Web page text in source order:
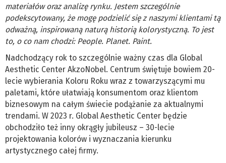
materiałów oraz analizę rynku. Jestem szczególnie
podekscytowany, że mogę podzielić się z naszymi klientami tą
odważną, inspirowaną naturą historią kolorystyczną. To jest
to, o co nam chodzi: People. Planet. Paint.
Nadchodzący rok to szczególnie ważny czas dla Global
Aesthetic Center AkzoNobel. Centrum świętuje bowiem 20-
lecie wybierania Koloru Roku wraz z towarzyszącymi mu
paletami, które ułatwiają konsumentom oraz klientom
biznesowym na całym świecie podążanie za aktualnymi
trendami. W 2023 r. Global Aesthetic Center będzie
obchodziło też inny okrągły jubileusz – 30-lecie
projektowania kolorów i wyznaczania kierunku
artystycznego całej firmy.